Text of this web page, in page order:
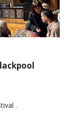
.